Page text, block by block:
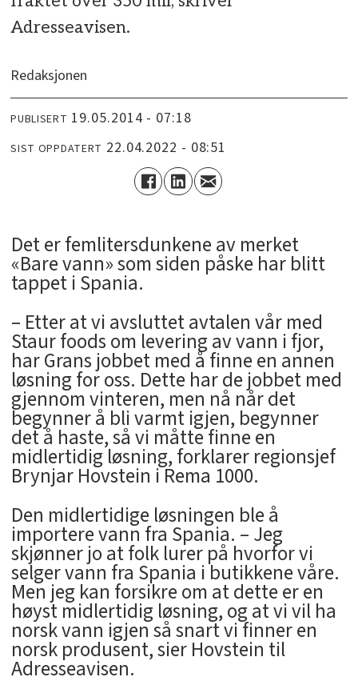
Adresseavisen.
Redaksjonen
PUBLISERT 19.05.2014 - 07:18
SIST OPPDATERT 22.04.2022 - 08:51
Det er femlitersdunkene av merket
«Bare vann» som siden påske har blitt
tappet i Spania.
– Etter at vi avsluttet avtalen vår med
Staur foods om levering av vann i fjor,
har Grans jobbet med å finne en annen
løsning for oss. Dette har de jobbet med
gjennom vinteren, men nå når det
begynner å bli varmt igjen, begynner
det å haste, så vi måtte finne en
midlertidig løsning, forklarer regionsjef
Brynjar Hovstein i Rema 1000.
Den midlertidige løsningen ble å
importere vann fra Spania. – Jeg
skjønner jo at folk lurer på hvorfor vi
selger vann fra Spania i butikkene våre.
Men jeg kan forsikre om at dette er en
høyst midlertidig løsning, og at vi vil ha
norsk vann igjen så snart vi finner en
norsk produsent, sier Hovstein til
Adresseavisen.